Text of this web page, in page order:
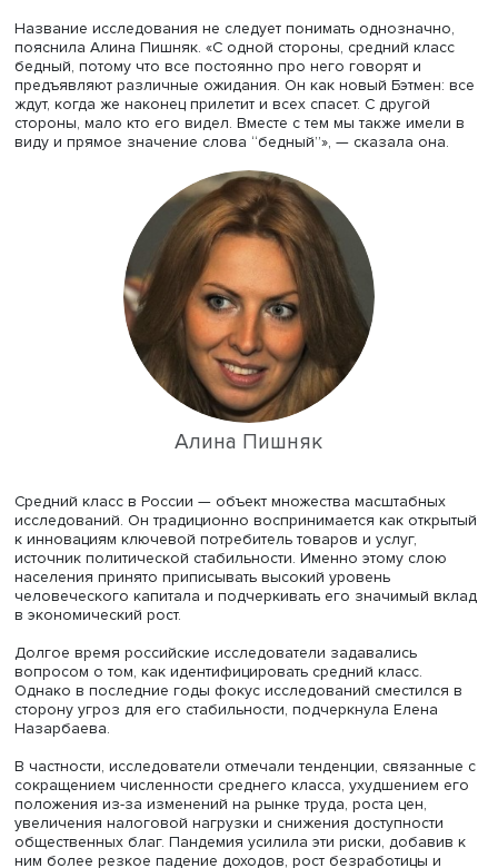
рынков» Лаборатории экономико-социологических
исследований ВШЭ. ЗаведующаяЦентром анализа
уровня жизни Алина Пишняки младший научный
центраЕлена Назарбаевапредставили исследование
«Бедный средний класс: старая тема — новые вызовы».
пояснила Алина Пишняк. «С одной стороны, средний
бедный, потому что все постоянно про него говорят и
предъявляют различные ожидания. Он как новый
ждут, когда же наконец прилетит и всех спасет. С другой
стороны, мало кто его видел. Вместе с тем мы также
виду и прямое значение слова “бедный”», — сказала
Средний класс в России — объект множества
исследований. Он традиционно воспринимается как
источник политической стабильности. Именно этому
населения принято приписывать высокий уровень
человеческого капитала и подчеркивать его значимый
в экономический рост.